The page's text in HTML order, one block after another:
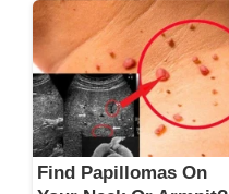
Find Papillomas On